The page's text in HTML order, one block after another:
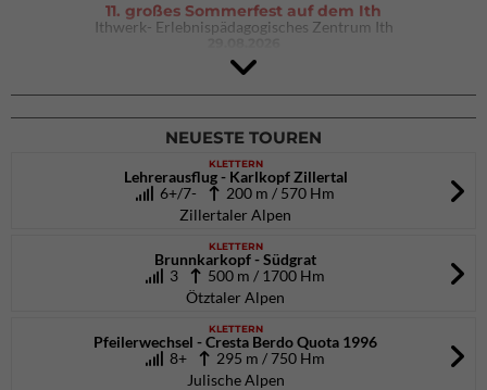
11. großes Sommerfest auf dem Ith
Ithwerk- Erlebnispädagogisches Zentrum Ith
Rock Master Arco
Arco (IT)
02.10.2026bis 04.10.2026
NEUESTE TOUREN
KLETTERN
Lehrerausflug - Karlkopf Zillertal
6+/7-
200 m / 570 Hm
Zillertaler Alpen
KLETTERN
Brunnkarkopf - Südgrat
3
500 m / 1700 Hm
Ötztaler Alpen
KLETTERN
Pfeilerwechsel - Cresta Berdo Quota 1996
8+
295 m / 750 Hm
Julische Alpen